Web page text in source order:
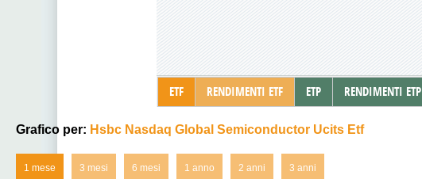
ETF RENDIMENTI ETF ETP RENDIMENTI ETP
Grafico per: Hsbc Nasdaq Global Semiconductor Ucits Etf
1 mese 3 mesi 6 mesi 1 anno 2 anni 3 anni